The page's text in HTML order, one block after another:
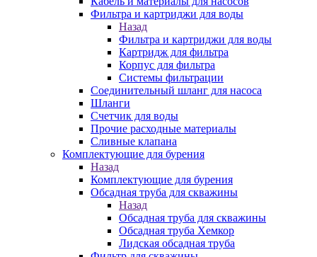
Фильтра и картриджи для воды
Назад
Фильтра и картриджи для воды
Картридж для фильтра
Корпус для фильтра
Системы фильтрации
Соединительный шланг для насоса
Шланги
Счетчик для воды
Прочие расходные материалы
Сливные клапана
Комплектующие для бурения
Назад
Комплектующие для бурения
Обсадная труба для скважины
Назад
Обсадная труба для скважины
Обсадная труба Хемкор
Лидская обсадная труба